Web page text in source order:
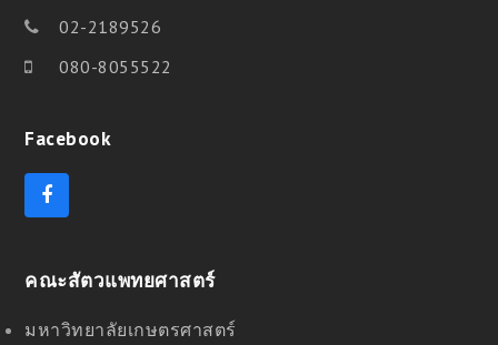
02-2189526
080-8055522
Facebook
Facebook
คณะสัตวแพทยศาสตร์
มหาวิทยาลัยเกษตรศาสตร์